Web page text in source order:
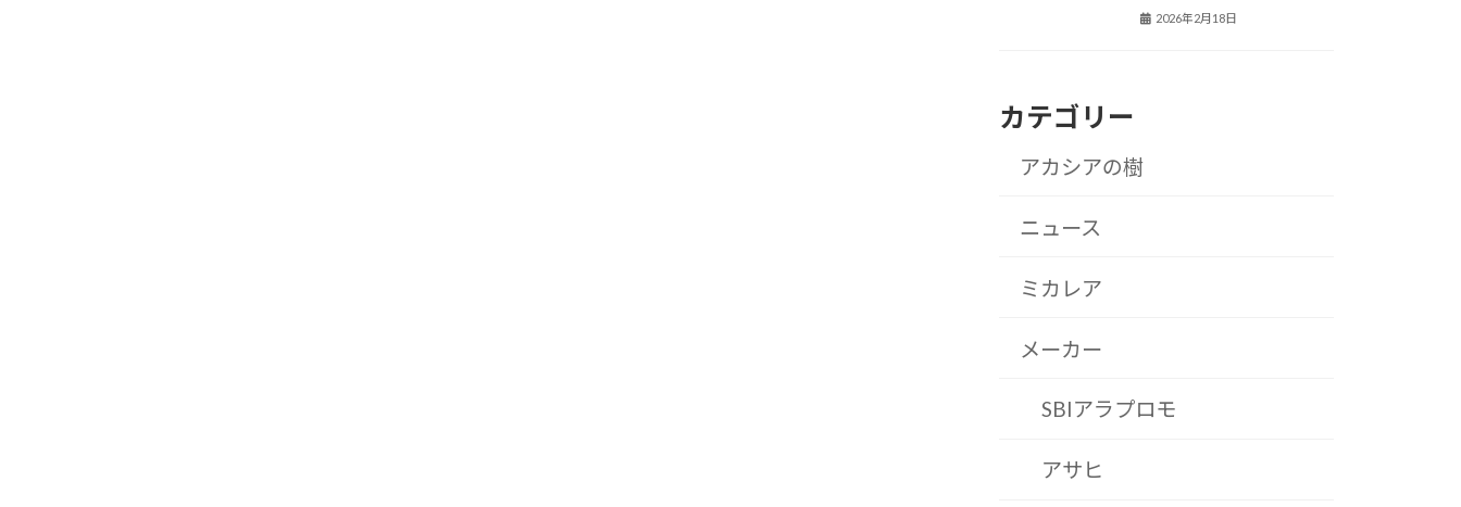
2026年2月18日
カテゴリー
アカシアの樹
ニュース
ミカレア
メーカー
SBIアラプロモ
アサヒ